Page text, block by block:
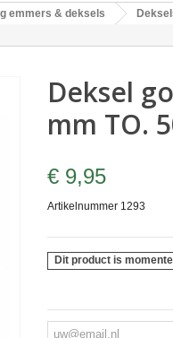
emmers & deksels
Deksel
mm TO.
€ 9,95
Artikelnummer 1293
Dit product is